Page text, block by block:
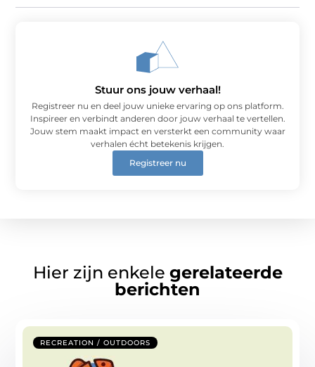
Stuur ons jouw verhaal!
Registreer nu en deel jouw unieke ervaring op ons platform.
Inspireer en verbindt anderen door jouw verhaal te vertellen.
Jouw stem maakt impact en versterkt een community waar
verhalen écht betekenis krijgen.
Registreer nu
Hier zijn enkele gerelateerde
berichten
RECREATION / OUTDOORS